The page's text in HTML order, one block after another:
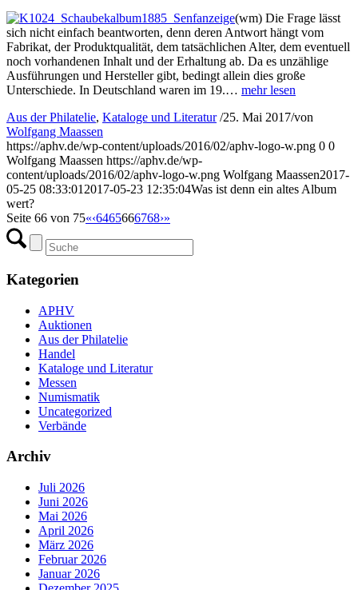
(wm) Die Frage lässt
sich nicht einfach beantworten, denn deren Antwort hängt vom
Fabrikat, der Produktqualität, dem tatsächlichen Alter, dem eventuell
noch vorhandenen Inhalt und der Erhaltung ab. Da es unzählige
Ausführungen und Hersteller gibt, bedingt allein dies große
Unterschiede. In Deutschland waren im 19.… mehr lesen
Aus der Philatelie, Kataloge und Literatur /25. Mai 2017/von
Wolfgang Maassen
https://aphv.de/wp-content/uploads/2016/02/aphv-logo-w.png 0 0
Wolfgang Maassen https://aphv.de/wp-
content/uploads/2016/02/aphv-logo-w.png Wolfgang Maassen2017-
05-25 08:33:01 2017-05-23 12:35:04Was ist denn ein altes Album
wert?
Seite 66 von 75«‹6465666768›»
Kategorien
APHV
Auktionen
Aus der Philatelie
Handel
Kataloge und Literatur
Messen
Numismatik
Uncategorized
Verbände
Archiv
Juli 2026
Juni 2026
Mai 2026
April 2026
März 2026
Februar 2026
Januar 2026